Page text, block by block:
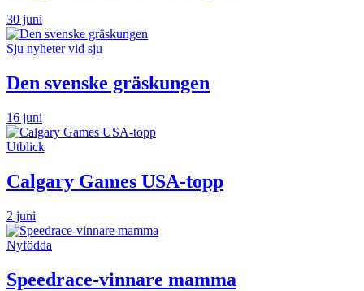
30 juni
Sju nyheter vid sju
Den svenske gräskungen
16 juni
Utblick
Calgary Games USA-topp
2 juni
Nyfödda
Speedrace-vinnare mamma